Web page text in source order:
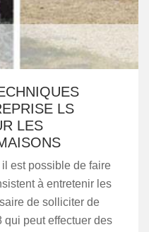
LS
LES
est possible de faire
à entretenir les
de solliciter de
qui peut effectuer des